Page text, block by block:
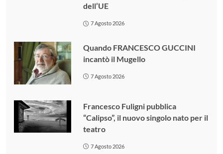
dell’UE
7 Agosto 2026
Quando FRANCESCO GUCCINI
incantò il Mugello
7 Agosto 2026
Francesco Fuligni pubblica
“Calipso”, il nuovo singolo nato per il
teatro
7 Agosto 2026